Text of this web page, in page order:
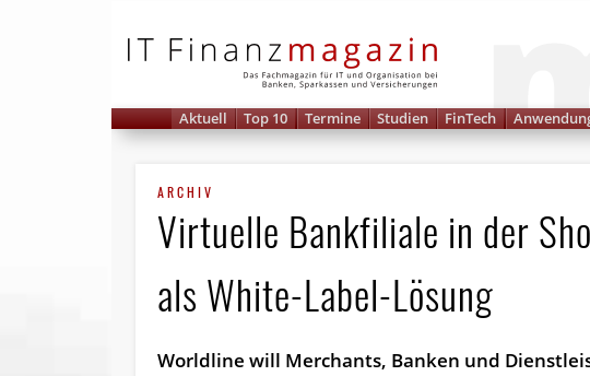
Aktuell Top 10 Termine Studien FinTech
ARCHIV
Virtuelle Bankfiliale in der
als White-Label-Lösung
Worldline will Merchants, Banken und